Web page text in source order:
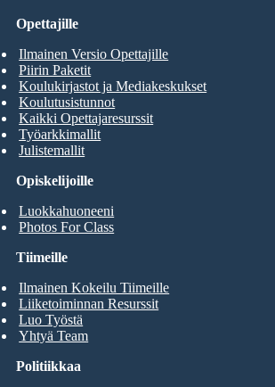
Opiskelijoille
Luokkahuoneeni
Photos For Class
Opettajille
Ilmainen Versio Opettajille
Piirin Paketit
Koulukirjastot ja Mediakeskukset
Koulutusistunnot
Kaikki Opettajaresurssit
Työarkkimallit
Julistemallit
Tiimeille
Ilmainen Kokeilu Tiimeille
Liiketoiminnan Resurssit
Luo Työstä
Yhtyä Team
Politiikkaa